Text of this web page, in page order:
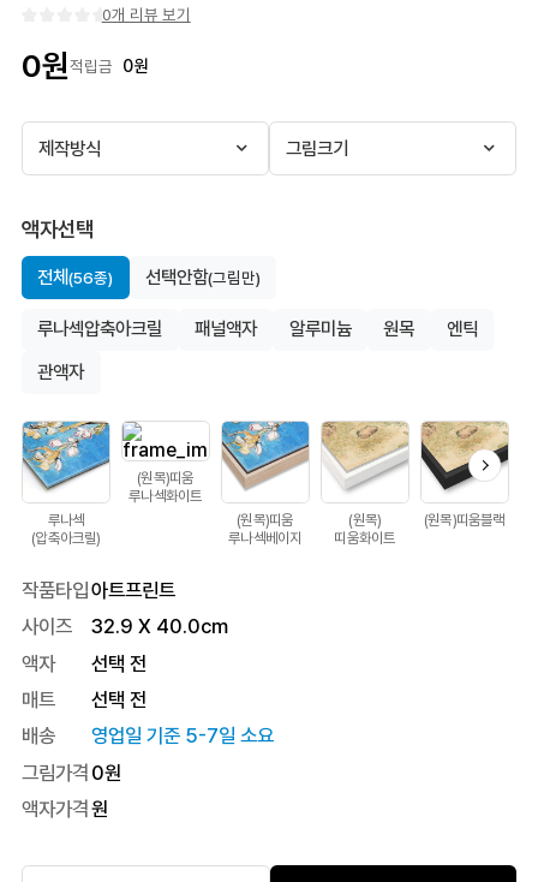
0개 리뷰 보기
0원적립금 0원
제작방식 그림크기
액자선택
전체(56종) 선택안함(그림만)
루나섹압축아크릴 패널액자 알루미늄 원목
엔틱
관액자
루나섹
(압축아크릴)
(원목)띠움
루나섹화이트
(원목)띠움
루나섹베이지
(원목)
띠움화이트
(원목)띠움블랙
작품타입아트프린트
사이즈
32.9 X 40.0cm
액자
선택 전
매트
선택 전
배송
영업일 기준 5-7일 소요
그림가격 0원
액자가격원